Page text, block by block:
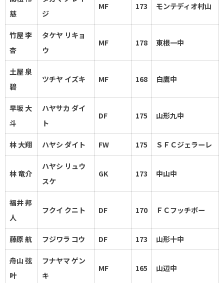
慈
ジ
MF 173 モンテディオ村山
竹屋 李
杏
タケヤ リキョ
ウ
MF 178 東根一中
土屋 泉
碧
ツチヤ イズキ MF 168 白鷹中
早坂 大
斗
ハヤサカ ダイ
ト
DF 175 山形九中
林 大翔 ハヤシ ダイト FW 175 ＳＦＣジェラーレ
林 竜介
ハヤシ リュウ
スケ
GK 173 中山中
福井 邦
人
フクイ クニト DF 170 ＦＣフッチボー
藤原 航 フジワラ コウ DF 173 山形十中
舟山 弦
叶
フナヤマ ゲン
キ
MF 165 山辺中